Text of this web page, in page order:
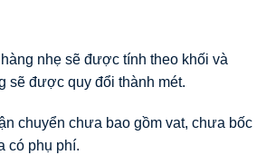
nhẹ sẽ được tính theo khối và
sẽ được quy đổi thành mét.
chuyển chưa bao gồm vat, chưa bốc
có phụ phí.